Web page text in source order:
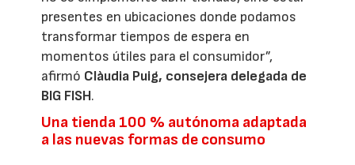
presentes en ubicaciones donde podamos
transformar tiempos de espera en
momentos útiles para el consumidor”,
afirmó Clàudia Puig, consejera delegada de
BIG FISH.
Una tienda 100 % autónoma adaptada
a las nuevas formas de consumo